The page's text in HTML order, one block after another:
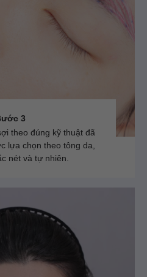
3
theo đúng kỹ thuật đã
lựa chọn theo tông da,
nét và tự nhiên.